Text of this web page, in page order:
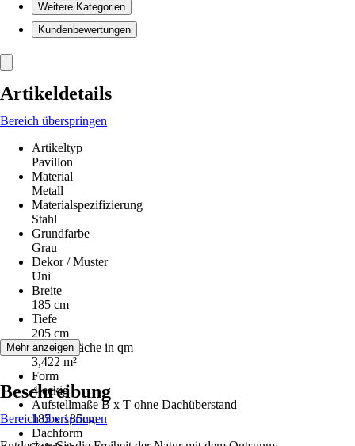
Weitere Kategorien
Kundenbewertungen
Artikeldetails
Bereich überspringen
Artikeltyp
Pavillon
Material
Metall
Materialspezifizierung
Stahl
Grundfarbe
Grau
Dekor / Muster
Uni
Breite
185 cm
Tiefe
205 cm
Aufstellfläche in qm
3,422 m²
Form
4-eckig
Aufstellmaße B x T ohne Dachüberstand
185 x 185cm
Dachform
Mehr anzeigen
Beschreibung
Bereich überspringen